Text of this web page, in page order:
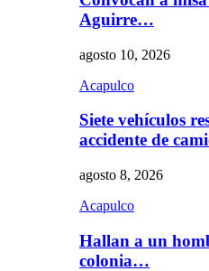
Aguirre…
agosto 10, 2026
Acapulco
Siete vehículos
accidente de
agosto 8, 2026
Acapulco
Hallan a un
colonia…